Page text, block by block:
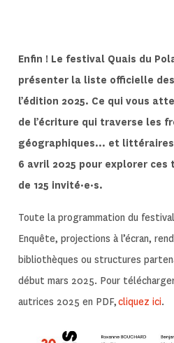
Enfin ! Le festival Quais du
présenter la liste officielle
l’édition 2025. Ce qui vous
de l’écriture qui traverse les
géographiques… et littéraires
6 avril 2025 pour explorer ces
de 125 invité·e·s.
Toute la programmation du
Enquête, projections à l’écran,
bibliothèques ou structures
début mars 2025. Pour
autrices 2025 en PDF,cliquez ici.